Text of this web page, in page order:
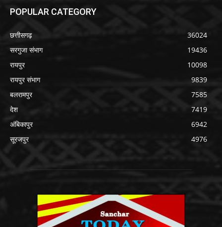
POPULAR CATEGORY
छत्तीसगढ़
36024
सरगुजा संभाग
19436
रायपुर
10098
रायपुर संभाग
9839
बलरामपुर
7585
देश
7419
अंबिकापुर
6942
सूरजपुर
4976